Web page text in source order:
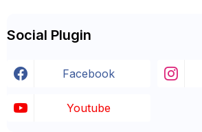
Social Plugin
Facebook
Youtube